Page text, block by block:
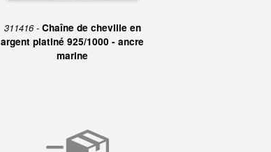
311416 - Chaîne de cheville en
argent platiné 925/1000 - ancre
marine